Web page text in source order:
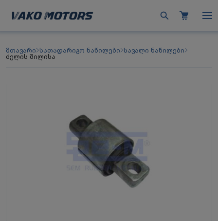
მთავარი სათადარიგო ნაწილები სავალი ნაწილები
ძელის მილისა